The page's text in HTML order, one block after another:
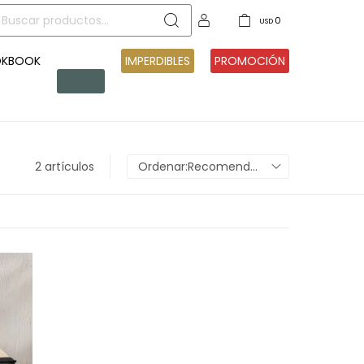
IMPERDIBLES PROMOCIÓN
USD 0
2 artículos Recomendados